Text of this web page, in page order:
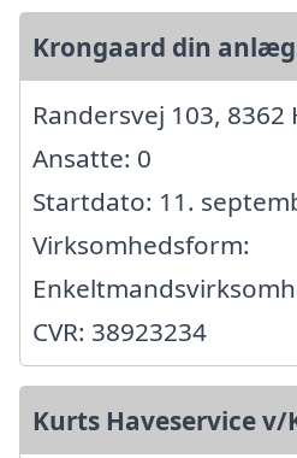
Krongaard din
Randersvej 103, 8362
Ansatte: 0
Startdato: 11.
Virksomhedsform:
CVR: 38923234
Kurts Haveservice